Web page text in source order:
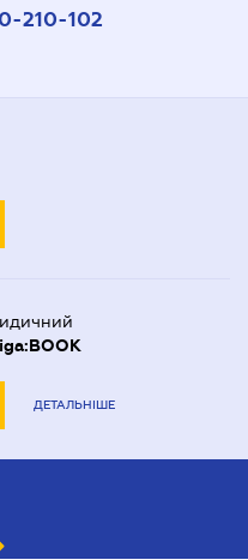
210-102
ДЕТАЛЬНІШЕ